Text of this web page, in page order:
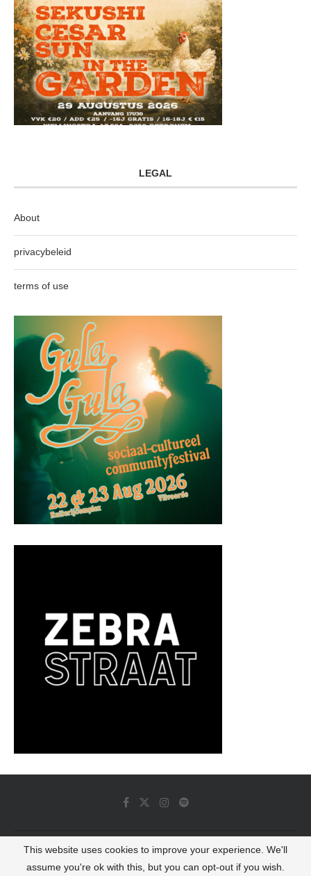
LEGAL
About
privacybeleid
terms of use
© 2022 - Luminous Dash All Rights Reserved
This website uses cookies to improve your experience. We'll
assume you're ok with this, but you can opt-out if you wish.